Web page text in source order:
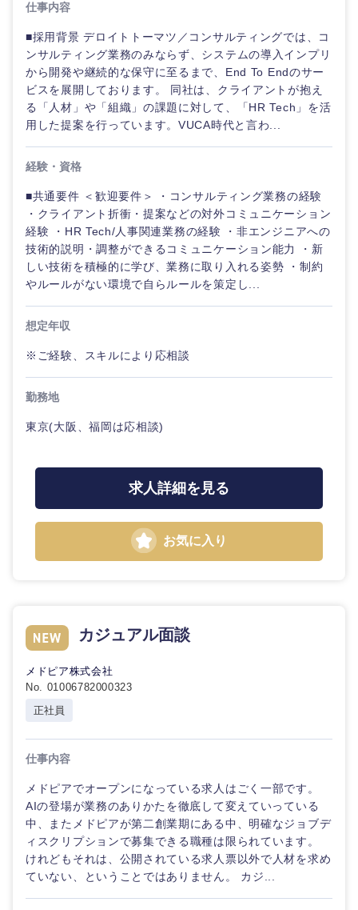
富山県
山梨県
仕事内容
■採用背景 デロイトトーマツ／コンサルティングでは、コ
ンサルティング業務のみならず、システムの導入インプリ
から開発や継続的な保守に至るまで、End To Endのサー
ビスを展開しております。 同社は、クライアントが抱え
る「人材」や「組織」の課題に対して、「HR Tech」を活
用した提案を行っています。VUCA時代と言わ...
経験・資格
■共通要件 ＜歓迎要件＞ ・コンサルティング業務の経験
・クライアント折衝・提案などの対外コミュニケーション
経験 ・HR Tech/人事関連業務の経験 ・非エンジニアへの
技術的説明・調整ができるコミュニケーション能力 ・新
しい技術を積極的に学び、業務に取り入れる姿勢 ・制約
やルールがない環境で自らルールを策定し...
想定年収
※ご経験、スキルにより応相談
勤務地
東京(大阪、福岡は応相談)
求人詳細を見る
お気に入り
カジュアル面談
メドピア株式会社
No. 01006782000323
正社員
仕事内容
メドピアでオープンになっている求人はごく一部です。
AIの登場が業務のありかたを徹底して変えていっている
中、またメドピアが第二創業期にある中、明確なジョブデ
ィスクリプションで募集できる職種は限られています。
けれどもそれは、公開されている求人票以外で人材を求め
ていない、ということではありません。 カジ...